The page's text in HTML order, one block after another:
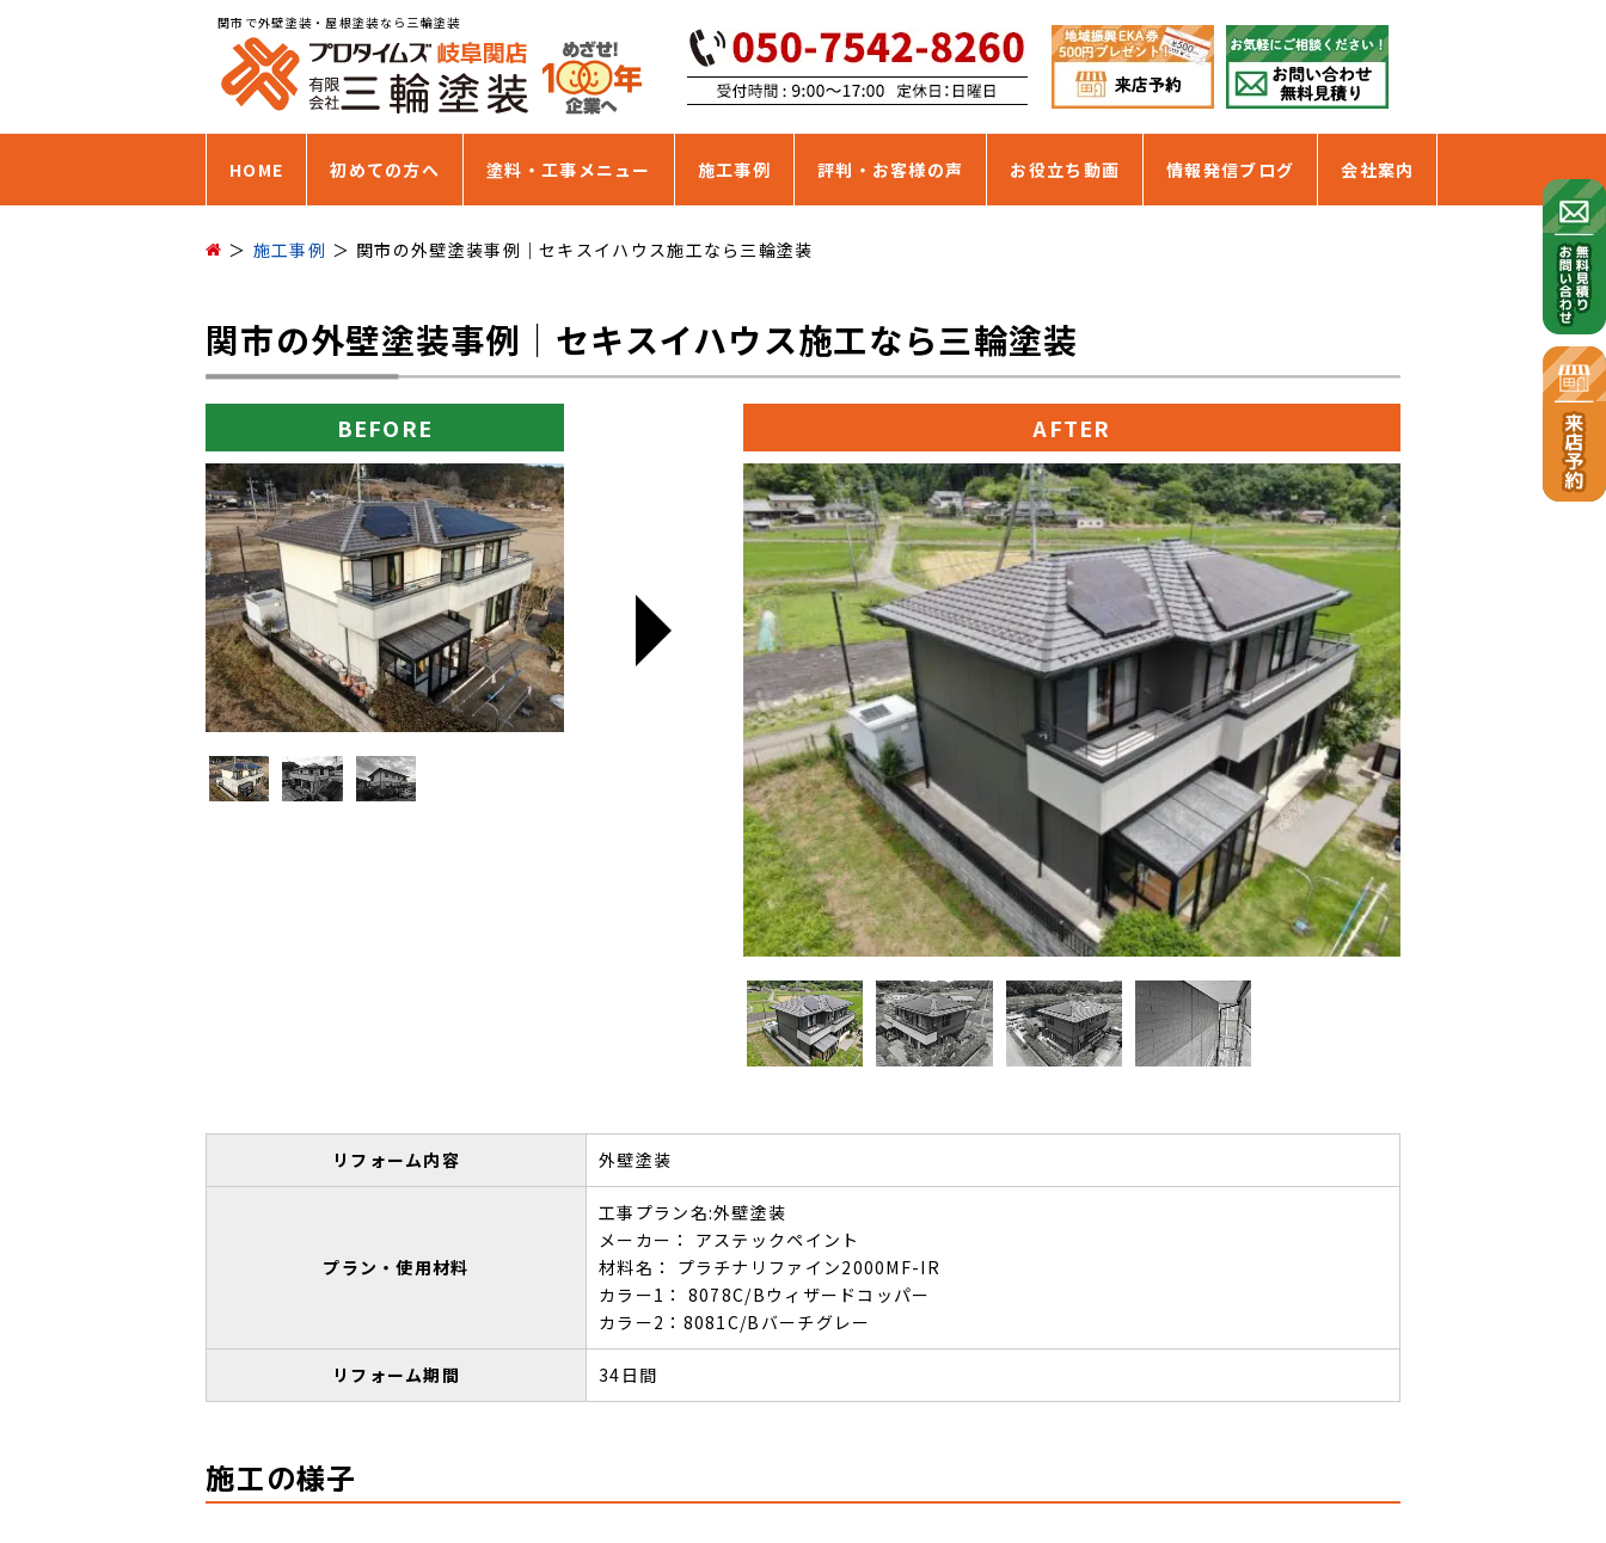
関市で外壁塗装・屋根塗装なら三輪塗装
HOME 初めての方へ 塗料・工事メニュー 施工事例 評判・お客様の声 お役立ち動画 情報発信ブログ 会社案内
施工事例 関市の外壁塗装事例｜セキスイハウス施工なら三輪塗装
関市の外壁塗装事例｜セキスイハウス施工なら三輪塗装
AFTER
BEFORE
リフォーム内容 外壁塗装
プラン・使用材料
工事プラン名:外壁塗装
メーカー： アステックペイント
材料名： プラチナリファイン2000MF-IR
カラー1： 8078C/Bウィザードコッパー
カラー2：8081C/Bバーチグレー
リフォーム期間 34日間
施工の様子